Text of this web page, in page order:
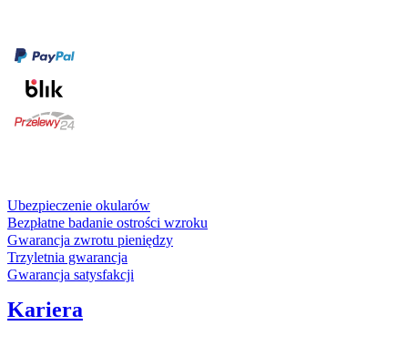
Ubezpieczenie okularów
Bezpłatne badanie ostrości wzroku
Gwarancja zwrotu pieniędzy
Trzyletnia gwarancja
Gwarancja satysfakcji
Kariera